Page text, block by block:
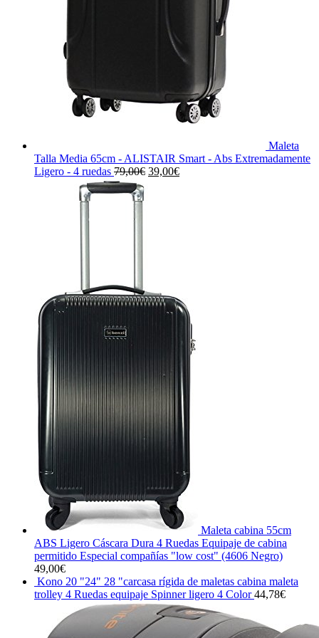
Maleta
Talla Media 65cm - ALISTAIR Smart - Abs Extremadamente
Ligero - 4 ruedas 79,00€ El
39,00€El
Maleta cabina 55cm
ABS Ligero Cáscara Dura 4 Ruedas Equipaje de cabina
permitido Especial compañías "low cost" (4606 Negro)
49,00€
Kono 20 "24" 28 "carcasa rígida de maletas cabina maleta
trolley 4 Ruedas equipaje Spinner ligero 4 Color 44,78€